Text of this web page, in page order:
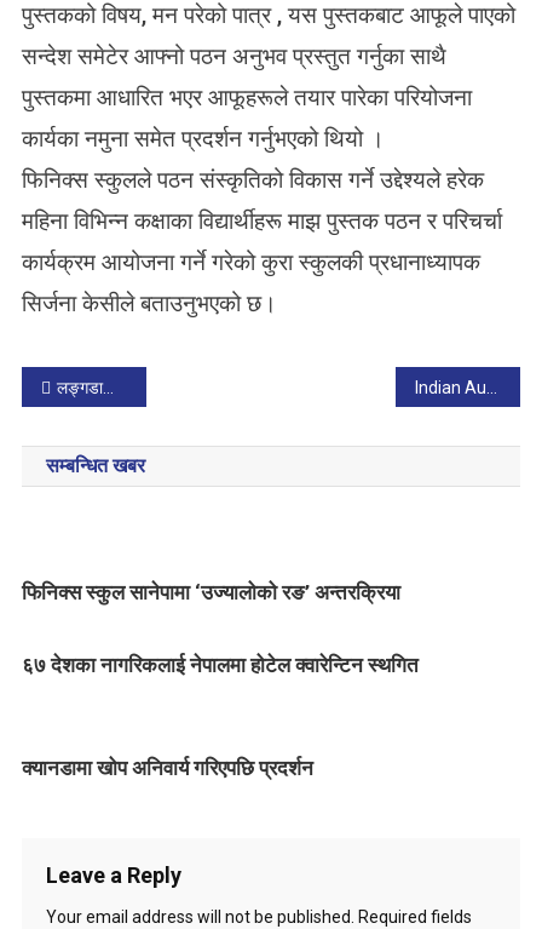
च
स
म्प
पुस्तकको विषय, मन परेको पात्र , यस पुस्तकबाट आफूले पाएको
सन्देश समेटेर आफ्नो पठन अनुभव प्रस्तुत गर्नुका साथै
पुस्तकमा आधारित भएर आफूहरूले तयार पारेका परियोजना
कार्यका नमुना समेत प्रदर्शन गर्नुभएको थियो ।
फिनिक्स स्कुलले पठन संस्कृतिको विकास गर्ने उद्देश्यले हरेक
महिना विभिन्न कक्षाका विद्यार्थीहरू माझ पुस्तक पठन र परिचर्चा
कार्यक्रम आयोजना गर्ने गरेको कुरा स्कुलकी प्रधानाध्यापक
सिर्जना केसीले बताउनुभएको छ।
P
o
s
n
v
g
लङ्गडाको साथी पढेपछि Indian Author Deepa Agarwal
सम्बन्धित खबर
फिनिक्स स्कुल सानेपामा ‘उज्यालोको रङ’ अन्तरक्रिया
६७ देशका नागरिकलाई नेपालमा होटेल क्वारेन्टिन स्थगित
क्यानडामा खोप अनिवार्य गरिएपछि प्रदर्शन
Leave a Reply
Your email address will not be published. Required fields